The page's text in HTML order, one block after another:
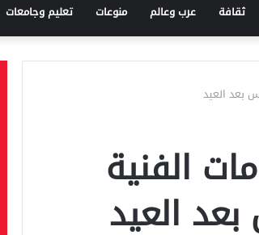
ثقافة عرب وعالم منوعات تعليم وجامعات
الفنية